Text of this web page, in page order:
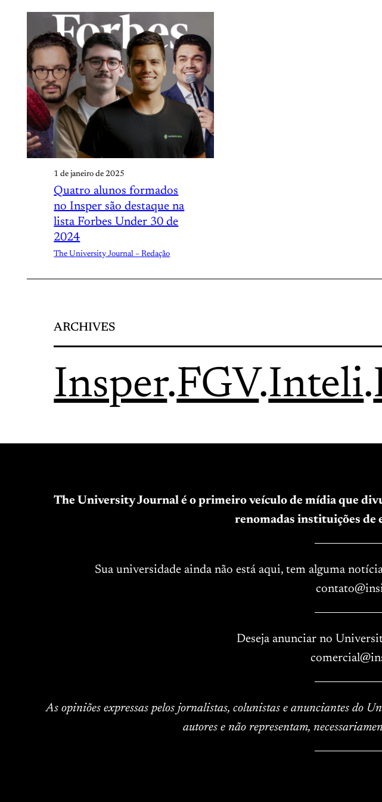
1 de janeiro de 2025
Quatro alunos formados
no Insper são destaque na
lista Forbes Under 30 de
2024
The University Journal – Redação
ARCHIVES
Insper.FGV.Inteli.
The University Journal é o primeiro veículo de mídia que
renomadas instituições de
Sua universidade ainda não está aqui, tem alguma
Deseja anunciar no
As opiniões expressas pelos jornalistas, colunistas e anunciantes do
autores e não representam,